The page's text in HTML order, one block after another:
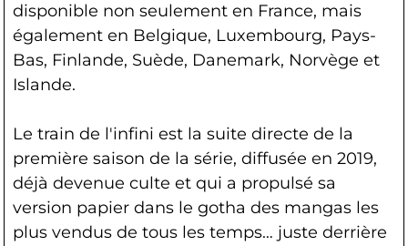
disponible non seulement en France, mais
également en Belgique, Luxembourg, Pays-
Bas, Finlande, Suède, Danemark, Norvège et
Islande.
Le train de l'infini est la suite directe de la
première saison de la série, diffusée en 2019,
déjà devenue culte et qui a propulsé sa
version papier dans le gotha des mangas les
plus vendus de tous les temps… juste derrière